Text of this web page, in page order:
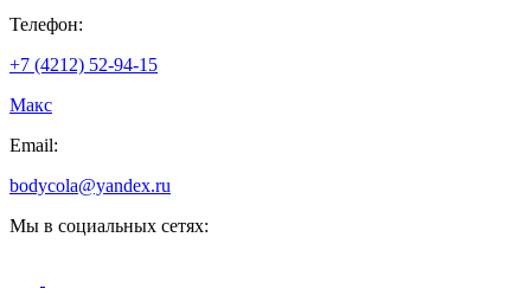
Телефон:
+7 (4212) 52-94-15
Макс
Email:
bodycola@yandex.ru
Мы в социальных сетях: